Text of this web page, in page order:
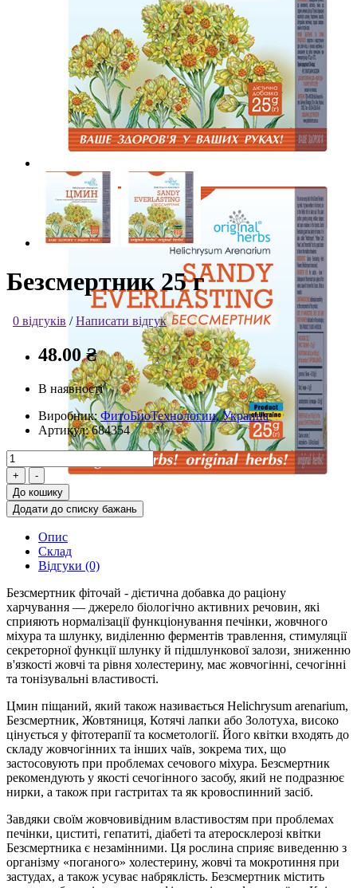
Безсмертник 25 г
0 відгуків /Написати відгук
48.00 ₴
В наявності
Виробник: ФитоБиоТехнологии, Украина
Артикул:684354
До кошику
Додати до списку бажань
Опис
Склад
Відгуки (0)
Безсмертник фіточай - дієтична добавка до раціону
харчування — джерело біологічно активних речовин, які
сприяють нормалізації функціонування печінки, жовчного
міхура та шлунку, виділенню ферментів травлення, стимуляції
секреторної функції шлунку й підшлункової залози, зниженню
в'язкості жовчі та рівня холестерину, має жовчогінні, сечогінні
та тонізувальні властивості.
Цмин піщаний, який також називається Helichrysum arenarium,
Безсмертник, Жовтяниця, Котячі лапки або Золотуха, високо
цінується у фітотерапії та косметології. Його квітки входять до
складу жовчогінних та інших чаїв, зокрема тих, що
застосовують при проблемах сечового міхура. Безсмертник
рекомендують у якості сечогінного засобу, який не подразнює
нирки, а також при гастритах та як кровоспинний засіб.
Завдяки своїм жовчовивідним властивостям при проблемах
печінки, циститі, гепатиті, діабеті та атеросклерозі квітки
Безсмертника є незамінними. Ця рослина сприяє виведенню з
організму «поганого» холестерину, жовчі та мокротиння при
застудах, а також усуває набряклість. Безсмертник містить